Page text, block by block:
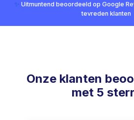
✨ Uitmuntend beoordeeld op Google
tevreden klanten
Onze klanten
met 5